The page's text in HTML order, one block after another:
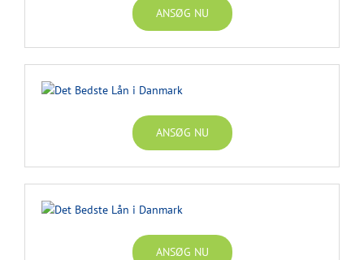
ANSØG NU
ANSØG NU
ANSØG NU